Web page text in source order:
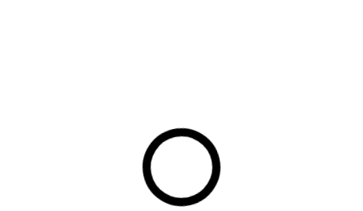
Lädt Suchergebnisse...